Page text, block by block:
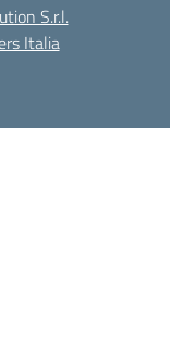
S.r.l.
Italia